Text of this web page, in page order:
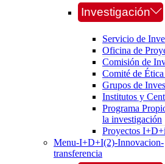
Investigación
Servicio de
Oficina de
Comisión de
Comité de
Grupos de
Institutos y
Programa
la investigación
Proyectos I+D+i
Menu-I+D+I(2)-Innovacion-
transferencia